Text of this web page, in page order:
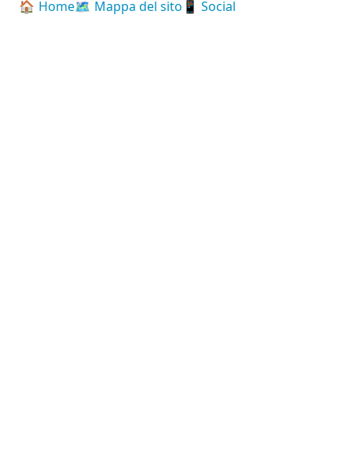
Home
Mappa del sito Social